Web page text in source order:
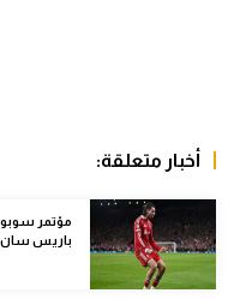
تحقيق في الجول
تقرير في الجول
أخبار متعلقة:
مؤتمر
باريس سان